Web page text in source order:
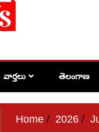
వార్తలు తెలంగాణ
Home 2026